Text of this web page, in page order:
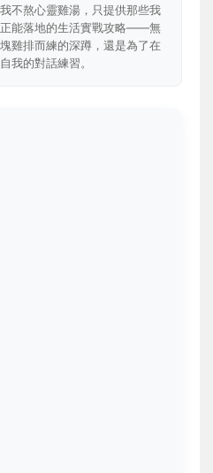
不熬心靈雞湯，只提供那些我
正能落地的生活實戰攻略——無
雞排而練的深蹲，還是為了在
我的對話練習。